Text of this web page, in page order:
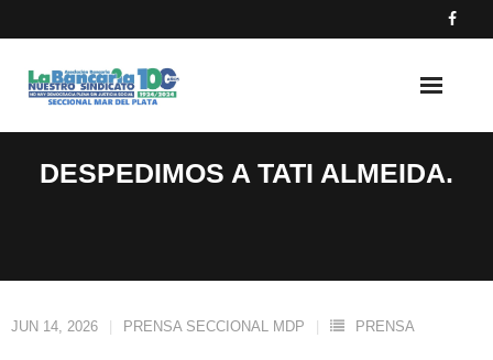
to
content
DESPEDIMOS A TATI ALMEIDA.
JUN 14, 2026 PRENSA SECCIONAL MDP PRENSA